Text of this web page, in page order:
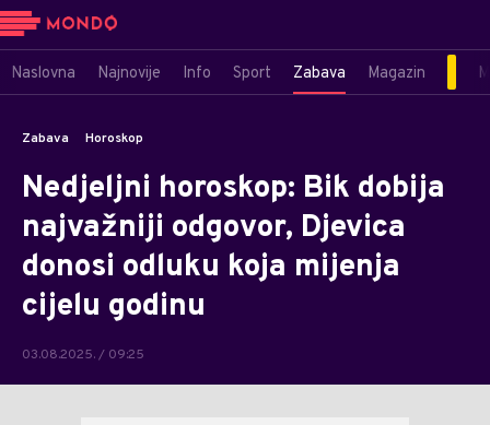
Naslovna Najnovije Info Sport Zabava Magazin
Zabava Horoskop
Nedjeljni horoskop: Bik dobija
najvažniji odgovor, Djevica
donosi odluku koja mijenja
cijelu godinu
03.08.2025. / 09:25